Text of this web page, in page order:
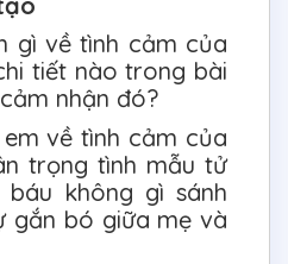
gì về tình cảm của
tiết nào trong bài
nhận đó?
về tình cảm của
trọng tình mẫu tử
không gì sánh
gắn bó giữa mẹ và